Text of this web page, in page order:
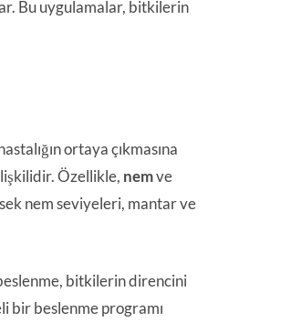
Bu uygulamalar, bitkilerin
ortaya çıkmasına
Özellikle, nemve
nem seviyeleri, mantar ve
bitkilerin direncini
bir beslenme programı